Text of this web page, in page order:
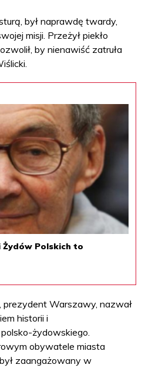
był naprawdę twardy,
misji. Przeżył piekło
by nienawiść zatruła
Żydów Polskich to
prezydent Warszawy, nazwał
historii i
żydowskiego.
obywatele miasta
zaangażowany w